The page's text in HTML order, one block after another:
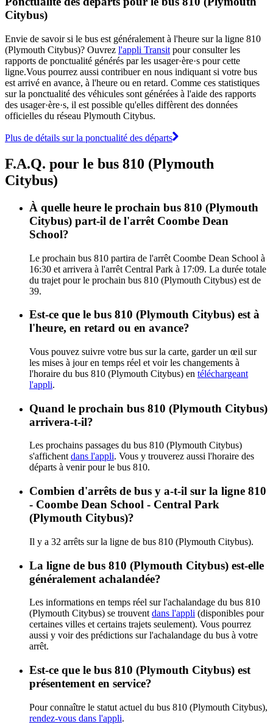
Citybus)
Envie de savoir si le bus est généralement à l'heure sur la ligne 810
(Plymouth Citybus)? Ouvrez l'appli Transit pour consulter les
rapports de ponctualité générés par les usager·ère·s pour cette
ligne.Vous pourrez aussi contribuer en nous indiquant si votre bus
est arrivé en avance, à l'heure ou en retard. Comme ces statistiques
sur la ponctualité des véhicules sont générées à l'aide des rapports
des usager·ère·s, il est possible qu'elles diffèrent des données
officielles du réseau Plymouth Citybus.
Plus de détails sur la ponctualité des départs
F.A.Q. pour le bus 810 (Plymouth
Citybus)
À quelle heure le prochain bus 810 (Plymouth
Citybus) part-il de l'arrêt Coombe Dean
School?
Le prochain bus 810 partira de l'arrêt Coombe Dean School à
16:30 et arrivera à l'arrêt Central Park à 17:09. La durée totale
du trajet pour le prochain bus 810 (Plymouth Citybus) est de
39.
Est-ce que le bus 810 (Plymouth Citybus) est à
l'heure, en retard ou en avance?
Vous pouvez suivre votre bus sur la carte, garder un œil sur
les mises à jour en temps réel et voir les changements à
l'horaire du bus 810 (Plymouth Citybus) en téléchargeant
l'appli.
Quand le prochain bus 810 (Plymouth Citybus)
arrivera-t-il?
Les prochains passages du bus 810 (Plymouth Citybus)
s'affichent dans l'appli. Vous y trouverez aussi l'horaire des
départs à venir pour le bus 810.
Combien d'arrêts de bus y a-t-il sur la ligne 810
- Coombe Dean School - Central Park
(Plymouth Citybus)?
Il y a 32 arrêts sur la ligne de bus 810 (Plymouth Citybus).
La ligne de bus 810 (Plymouth Citybus) est-elle
généralement achalandée?
Les informations en temps réel sur l'achalandage du bus 810
(Plymouth Citybus) se trouvent dans l'appli (disponibles pour
certaines villes et certains trajets seulement). Vous pourrez
aussi y voir des prédictions sur l'achalandage du bus à votre
arrêt.
Est-ce que le bus 810 (Plymouth Citybus) est
présentement en service?
Pour connaître le statut actuel du bus 810 (Plymouth Citybus),
rendez-vous dans l'appli.